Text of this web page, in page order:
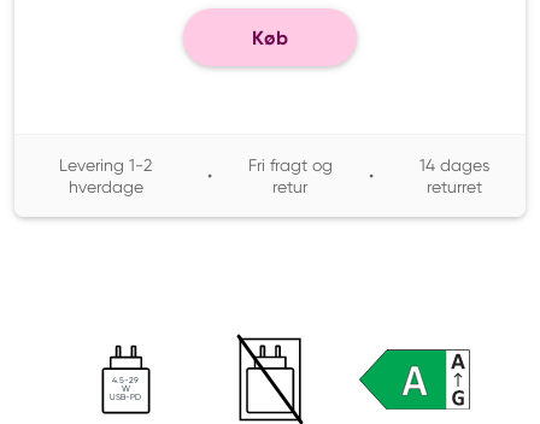
Køb
Levering 1-2
hverdage
•
Fri fragt og
retur
•
14 dages
returret
4.5-29
W
USB-PD